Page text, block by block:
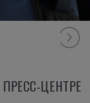
ЦЕНТРЕ